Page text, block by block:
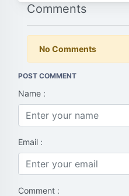
Comments
No Comments
POST COMMENT
Name :
Email :
Comment :